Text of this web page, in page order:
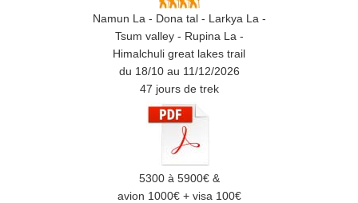
Namun La - Dona tal - Larkya La -
Tsum valley - Rupina La -
Himalchuli great lakes trail
du 18/10 au 11/12/2026
47 jours de trek
5300 à 5900€ &
avion 1000€ + visa 100€